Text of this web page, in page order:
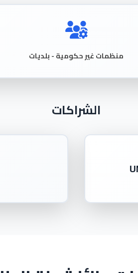
منظمات غير حكومية - بلديات
الشراكات